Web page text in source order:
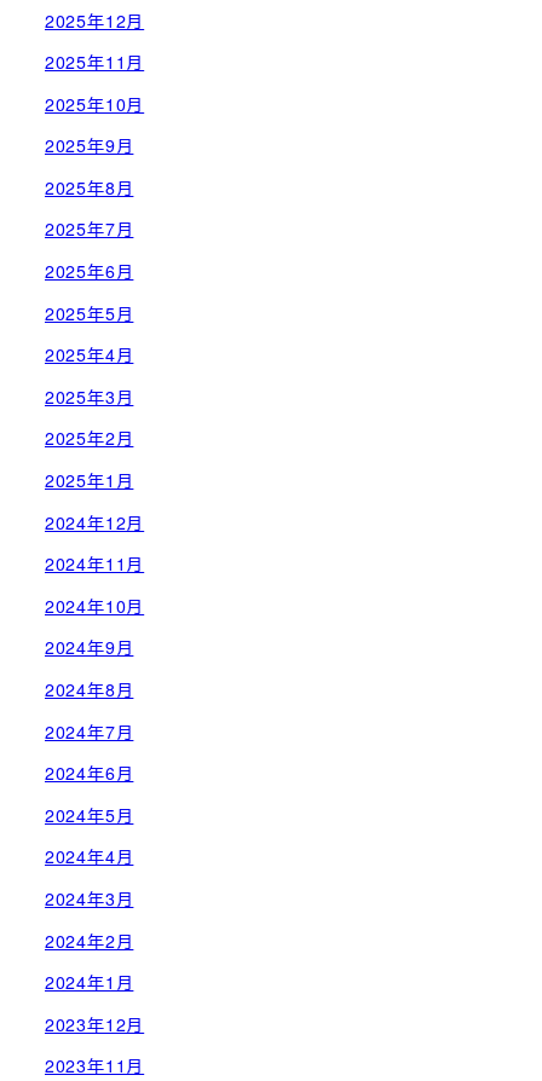
2025年12月
2025年11月
2025年10月
2025年9月
2025年8月
2025年7月
2025年6月
2025年5月
2025年4月
2025年3月
2025年2月
2025年1月
2024年12月
2024年11月
2024年10月
2024年9月
2024年8月
2024年7月
2024年6月
2024年5月
2024年4月
2024年3月
2024年2月
2024年1月
2023年12月
2023年11月